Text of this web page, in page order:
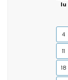
lu
4
11
18